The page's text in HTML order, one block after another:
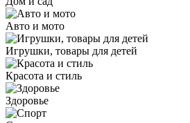
Авто и мото
Игрушки, товары для детей
Красота и стиль
Здоровье